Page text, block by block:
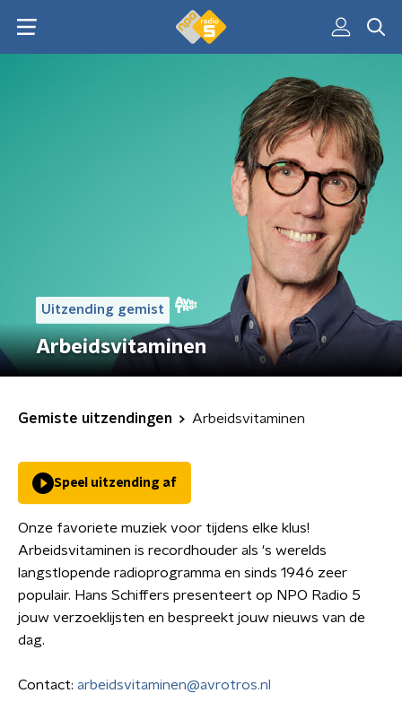
Uitzending gemist
Arbeidsvitaminen
Gemiste uitzendingen Arbeidsvitaminen
Speel uitzending af
Onze favoriete muziek voor tijdens elke klus!
Arbeidsvitaminen is recordhouder als 's werelds
langstlopende radioprogramma en sinds 1946 zeer
populair. Hans Schiffers presenteert op NPO Radio 5
jouw verzoeklijsten en bespreekt jouw nieuws van de
dag.
Contact: arbeidsvitaminen@avrotros.nl